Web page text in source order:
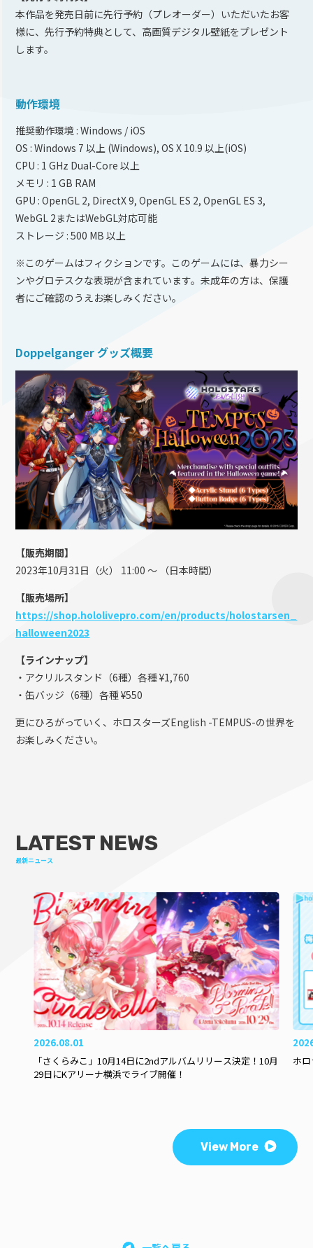
本作品を発売日前に先行予約（プレオーダー）いただいたお客
様に、先行予約特典として、高画質デジタル壁紙をプレゼント
します。
動作環境
推奨動作環境 : Windows / iOS
OS : Windows 7 以上 (Windows), OS X 10.9 以上(iOS)
CPU : 1 GHz Dual-Core 以上
メモリ : 1 GB RAM
GPU : OpenGL 2, DirectX 9, OpenGL ES 2, OpenGL ES 3,
WebGL 2またはWebGL対応可能
ストレージ : 500 MB 以上
※このゲームはフィクションです。このゲームには、暴力シー
ンやグロテスクな表現が含まれています。未成年の方は、保護
者にご確認のうえお楽しみください。
Doppelganger グッズ概要
【販売期間】
2023年10月31日（火） 11:00 ～ （日本時間）
【販売場所】
https://shop.hololivepro.com/en/products/holostarsen_
halloween2023
【ラインナップ】
・アクリルスタンド（6種）各種 ¥1,760
・缶バッジ（6種）各種 ¥550
更にひろがっていく、ホロスターズEnglish -TEMPUS-の世界を
お楽しみください。
LATEST NEWS
最新ニュース
2026.08.01
「さくらみこ」10月14日に2ndアルバムリリース決定！10月
29日にKアリーナ横浜でライブ開催！
ホ
View More